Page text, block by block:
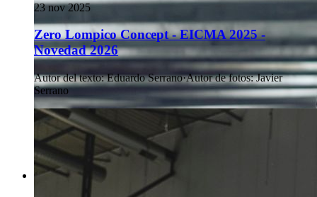
23 nov 2025
Zero Lompico Concept - EICMA 2025 -
Novedad 2026
Autor del texto: Eduardo Serrano·Autor de fotos: Javier
Serrano